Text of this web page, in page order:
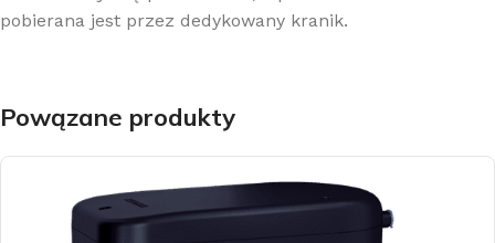
pobierana jest przez dedykowany kranik.
Powązane produkty